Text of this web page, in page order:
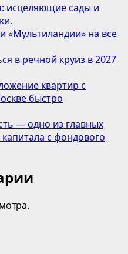
исцеляющие сады и
на все
в речной круиз в 2027
квартир с
быстро
— одно из главных
с фондового